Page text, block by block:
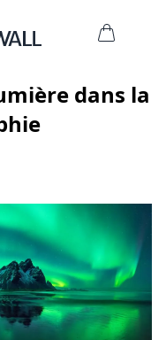
dans la